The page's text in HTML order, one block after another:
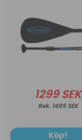
1299 SEK
1499 SEK
Köp!